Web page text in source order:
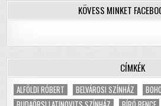
KÖVESS MINKET
CÍMKÉK
ALFÖLDI RÓBERT BELVÁROSI SZÍNHÁZ